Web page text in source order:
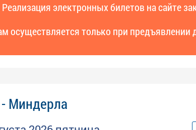
электронных билетов на сайте
осуществляется только при
Миндерла